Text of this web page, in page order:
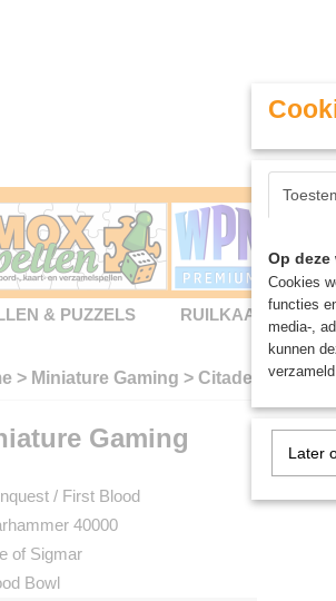
& PUZZELS RUILKAARTEN
> Miniature Gaming > Citadel
Gaming
/ First Blood
40000
of Sigmar
Bowl
Op
Cookies
functies
media-,
kunnen
Later